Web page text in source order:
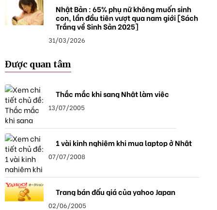
Nhật Bản : 65% phụ nữ không muốn sinh
con, lần đầu tiên vượt qua nam giới [Sách
Trắng về Sinh Sản 2025]
31/03/2026
Được quan tâm
Thắc mắc khi sang Nhật làm việc
13/07/2005
1 vài kinh nghiệm khi mua laptop ở Nhật
07/07/2008
Trang bán đấu giá của yahoo Japan
02/06/2005